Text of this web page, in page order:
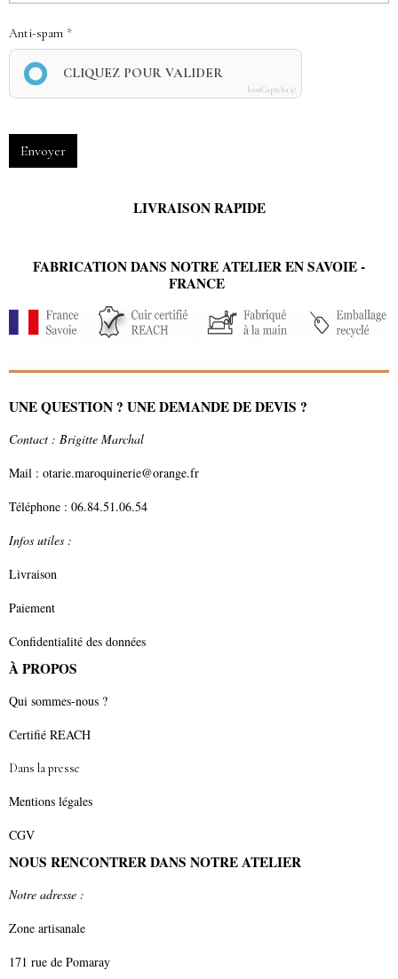
Anti-spam
CLIQUEZ POUR VALIDER
IconCaptcha ©
Envoyer
LIVRAISON RAPIDE
FABRICATION DANS NOTRE ATELIER EN SAVOIE -
FRANCE
UNE QUESTION ? UNE DEMANDE DE DEVIS ?
Contact : Brigitte Marchal
Mail : otarie.maroquinerie@orange.fr
Téléphone : 06.84.51.06.54
Infos utiles :
Livraison
Paiement
Confidentialité des données
À PROPOS
Qui sommes-nous ?
Certifié REACH
Dans la presse
Mentions légales
CGV
NOUS RENCONTRER DANS NOTRE ATELIER
Notre adresse :
Zone artisanale
171 rue de Pomaray